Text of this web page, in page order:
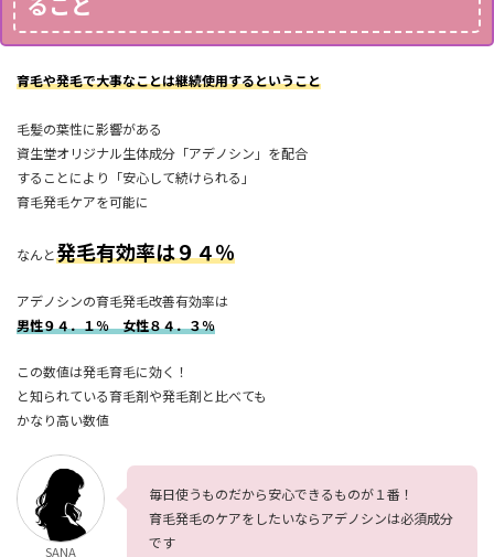
育毛や発毛で大事なことは継続使用するということ
毛髪の葉性に影響がある
資生堂オリジナル生体成分「アデノシン」を配合
することにより「安心して続けられる」
育毛発毛ケアを可能に
なんと発毛有効率は９４％
アデノシンの育毛発毛改善有効率は
男性９４．１％ 女性８４．３％
この数値は発毛育毛に効く！
と知られている育毛剤や発毛剤と比べても
かなり高い数値
SANA
毎日使うものだから安心できるものが１番！
育毛発毛のケアをしたいならアデノシンは必須成分
です